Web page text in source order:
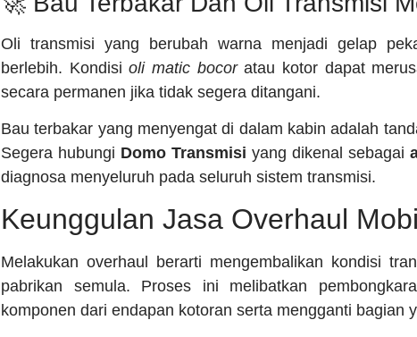
Oli transmisi yang berubah warna menjadi gelap
berlebih. Kondisioli matic bocoratau kotor dapat
secara permanen jika tidak segera ditangani.
Bau terbakar yang menyengat di dalam kabin adalah
Segera hubungi Domo Transmisi yang dikenal sebagai
diagnosa menyeluruh pada seluruh sistem transmisi.
Keunggulan Jasa Overhaul
Melakukan overhaul berarti mengembalikan kondisi
pabrikan semula. Proses ini melibatkan
komponen dari endapan kotoran serta mengganti bagian